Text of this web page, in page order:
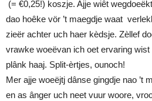
(= €0,25!) koszje. Ajje wiêt
dao hoêke vör ’t maegdje waat
zieër achter uch haer kèdsje. Zèllef
vrawke woeëvan ich oet ervaring
plânk haaj. Split-èrtjes, ounoch!
Mer ajje woeëjtj dânse gingdje nao ’t
en as ânger uch neet vuur woore,